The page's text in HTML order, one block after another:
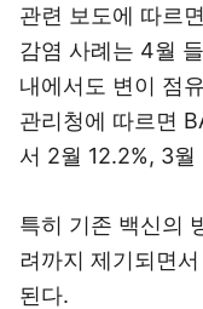
관련 보도에 따르
감염 사례는 4월
내에서도 변이 점
관리청에 따르면
서 2월 12.2%, 3월
특히 기존 백신의
려까지 제기되면
된다.